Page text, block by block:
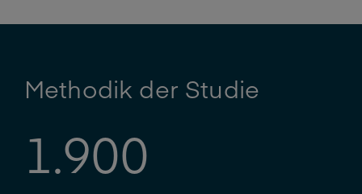
Methodik der Studie
1.900